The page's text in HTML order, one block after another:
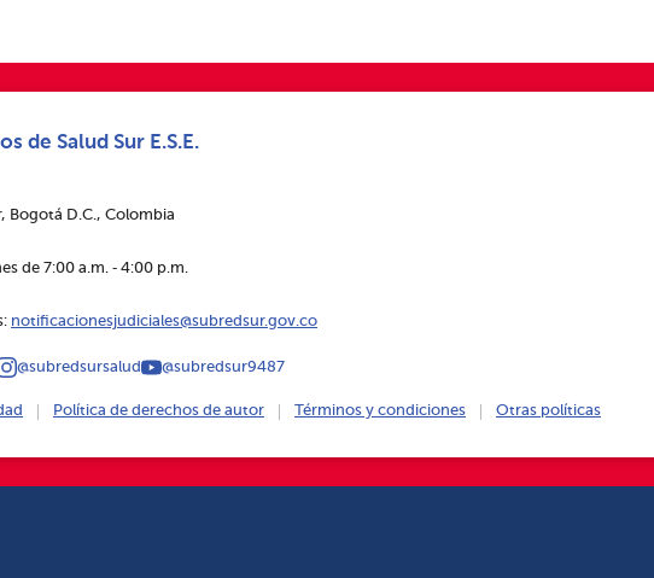
de Salud Sur E.S.E.
Bogotá D.C., Colombia
de 7:00 a.m. ‑ 4:00 p.m.
notificacionesjudiciales@subredsur.gov.co
@subredsursalud @subredsur9487
Política de derechos de autor Términos y condiciones Otras políticas